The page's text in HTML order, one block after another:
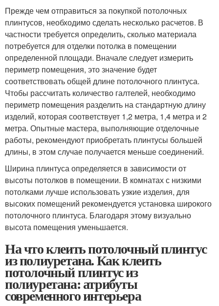
Прежде чем отправиться за покупкой потолочных
плинтусов, необходимо сделать несколько расчетов. В
частности требуется определить, сколько материала
потребуется для отделки потолка в помещении
определенной площади. Вначале следует измерить
периметр помещения, это значение будет
соответствовать общей длине потолочного плинтуса.
Чтобы рассчитать количество галтелей, необходимо
периметр помещения разделить на стандартную длину
изделий, которая соответствует 1,2 метра, 1,4 метра и 2
метра. Опытные мастера, выполняющие отделочные
работы, рекомендуют приобретать плинтусы большей
длины, в этом случае получается меньше соединений.
Ширина плинтуса определяется в зависимости от
высоты потолков в помещении. В комнатах с низкими
потолками лучше использовать узкие изделия, для
высоких помещений рекомендуется установка широкого
потолочного плинтуса. Благодаря этому визуально
высота помещения уменьшается.
На что клеить потолочный плинтус
из полиуретана. Как клеить
потолочный плинтус из
полиуретана: атрибуты
современного интерьера